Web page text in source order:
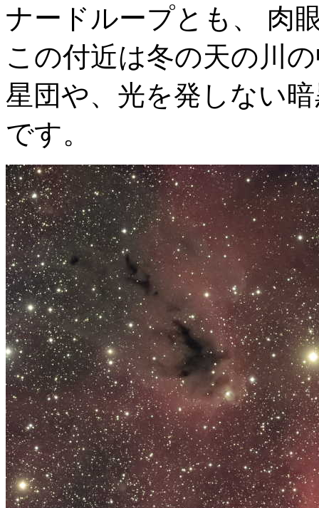
ナードループとも、 肉
この付近は冬の天の川
星団や、光を発しない
です。